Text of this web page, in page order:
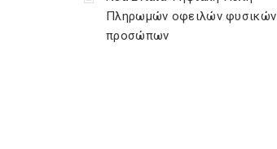
Πληρωμών οφειλών φυσικών
προσώπων